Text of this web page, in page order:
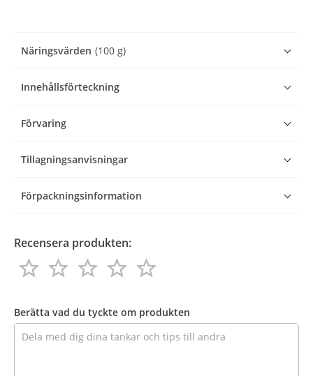
Näringsvärden (100 g)
Innehållsförteckning
Förvaring
Tillagningsanvisningar
Förpackningsinformation
Recensera produkten:
star_border
star_border star_border
star_border star_border
star_border star_border
star_border star_border
star_border
produkten
Berätta vad du tyckte om produkten